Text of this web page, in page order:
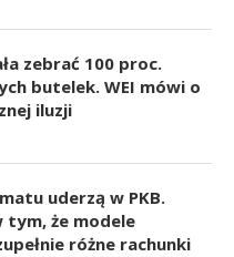
zebrać 100 proc.
butelek. WEI mówi o
iluzji
uderzą w PKB.
tym, że modele
różne rachunki